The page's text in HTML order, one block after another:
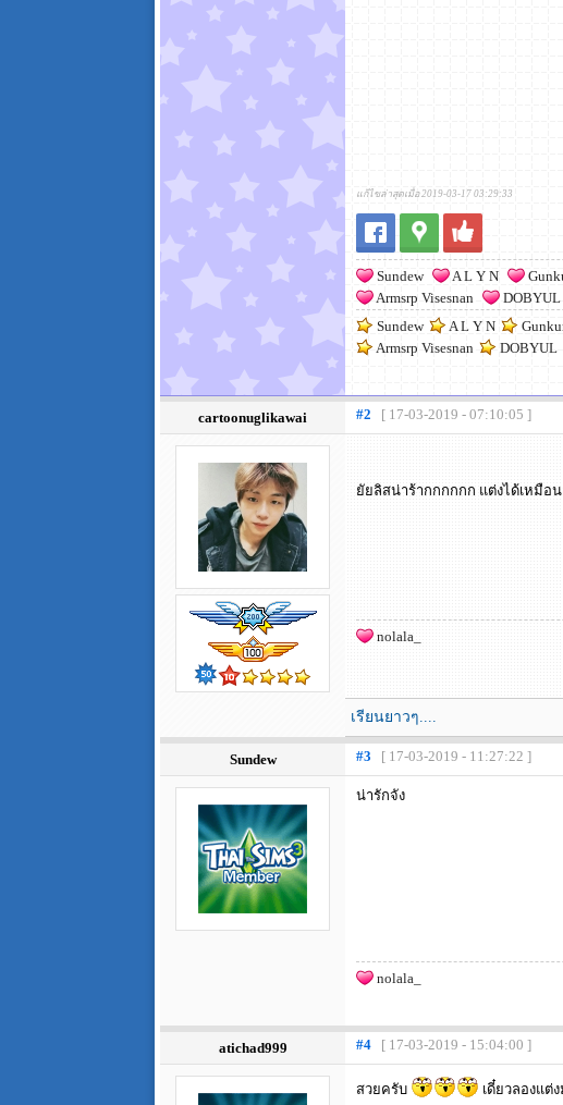
แก้ไขล่าสุดเมื่อ 2019-03-17 03:29:33
Sundew A L Y N
Armsrp Visesnan
DOBYUL
Sundew
A L Y N
Armsrp Visesnan
DOBYUL
cartoonuglikawai #2 [ 17-03-2019 - 07:10:05 ]
ยัยลิสน่าร้ากกกกกก แต่งได้เหมือ
nolala_
เรียนยาวๆ....
Sundew #3 [ 17-03-2019 - 11:27:22 ]
น่ารักจัง
nolala_
atichad999 #4 [ 17-03-2019 - 15:04:00 ]
สวยครับ เดี๋ยวลองแต่